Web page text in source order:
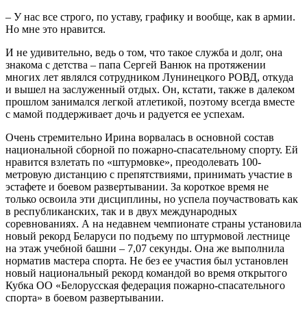
– У нас все строго, по уставу, графику и вообще, как в армии.
Но мне это нравится.
И не удивительно, ведь о том, что такое служба и долг, она
знакома с детства – папа Сергей Ванюк на протяжении
многих лет являлся сотрудником Лунинецкого РОВД, откуда
и вышел на заслуженный отдых. Он, кстати, также в далеком
прошлом занимался легкой атлетикой, поэтому всегда вместе
с мамой поддерживает дочь и радуется ее успехам.
Очень стремительно Ирина ворвалась в основной состав
национальной сборной по пожарно-спасательному спорту. Ей
нравится взлетать по «штурмовке», преодолевать 100-
метровую дистанцию с препятствиями, принимать участие в
эстафете и боевом развертывании. За короткое время не
только освоила эти дисциплины, но успела поучаствовать как
в республиканских, так и в двух международных
соревнованиях. А на недавнем чемпионате страны установила
новый рекорд Беларуси по подъему по штурмовой лестнице
на этаж учебной башни – 7,07 секунды. Она же выполнила
норматив мастера спорта. Не без ее участия был установлен
новый национальный рекорд командой во время открытого
Кубка ОО «Белорусская федерация пожарно-спасательного
спорта» в боевом развертывании.